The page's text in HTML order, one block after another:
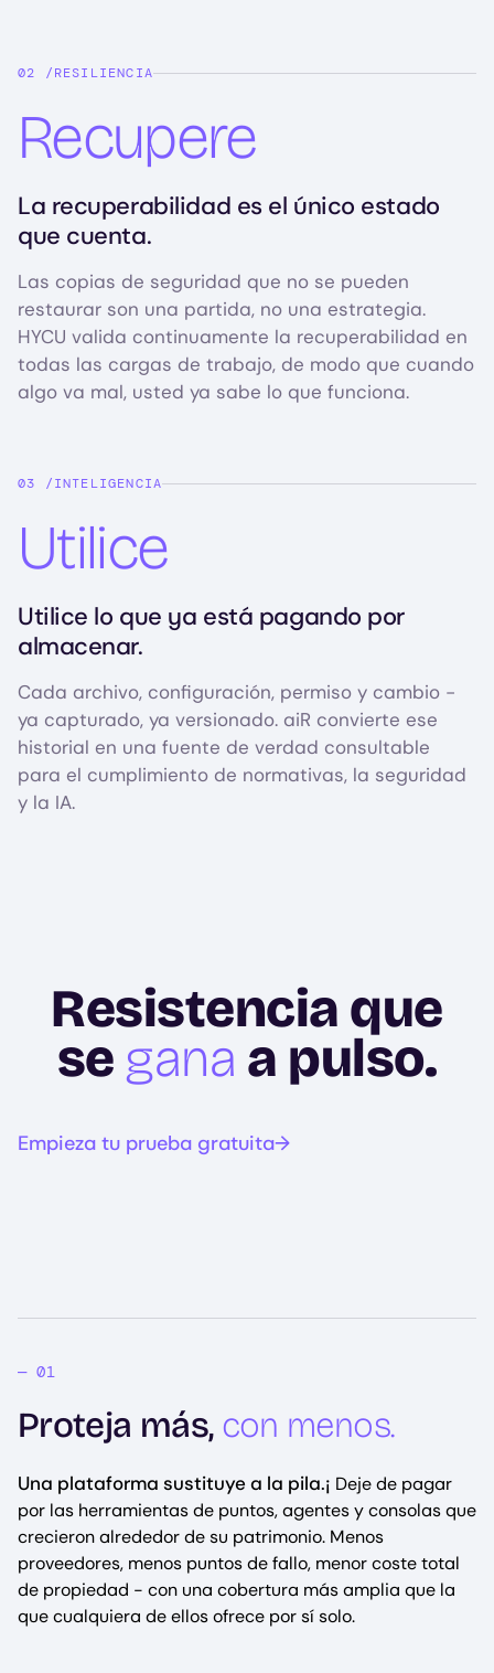
RESILIENCIA
Recupere
La recuperabilidad es el único estado
que cuenta.
Las copias de seguridad que no se pueden
restaurar son una partida, no una estrategia.
HYCU valida continuamente la recuperabilidad en
todas las cargas de trabajo, de modo que cuando
algo va mal, usted ya sabe lo que funciona.
INTELIGENCIA
Utilice
Utilice lo que ya está pagando por
almacenar.
Cada archivo, configuración, permiso y cambio -
ya capturado, ya versionado. aiR convierte ese
historial en una fuente de verdad consultable
para el cumplimiento de normativas, la seguridad
y la IA.
Resistencia que
se gana a pulso.
Empieza tu prueba gratuita
Proteja más, con menos.
Una plataforma sustituye a la pila.¡ Deje de pagar
por las herramientas de puntos, agentes y consolas que
crecieron alrededor de su patrimonio. Menos
proveedores, menos puntos de fallo, menor coste total
de propiedad - con una cobertura más amplia que la
que cualquiera de ellos ofrece por sí solo.